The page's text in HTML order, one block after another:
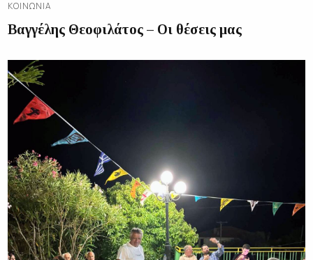
ΚΟΙΝΩΝΊΑ
Βαγγέλης Θεοφιλάτος – Οι θέσεις μας